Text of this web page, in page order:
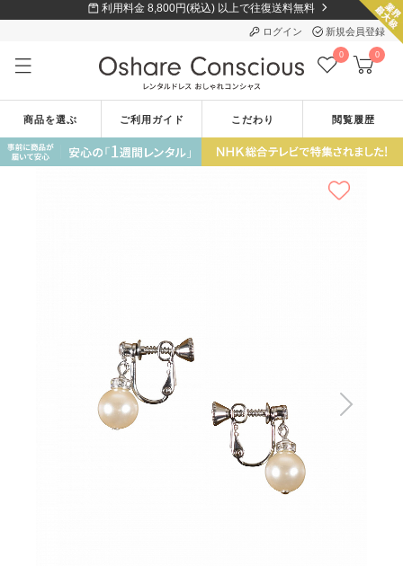
利用料金 8,800円(税込) 以上で往復送料無料
ログイン 新規会員登録
0 0
商品を選ぶ ご利用ガイド こだわり 閲覧履歴